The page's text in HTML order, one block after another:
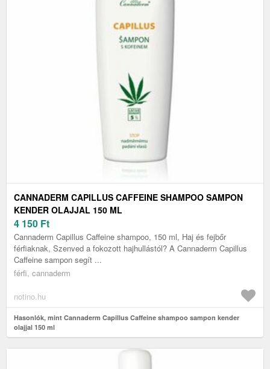
CANNADERM CAPILLUS CAFFEINE SHAMPOO SAMPON
KENDER OLAJJAL 150 ML
4 150 Ft
Cannaderm Capillus Caffeine shampoo, 150 ml, Haj és fejbőr
férfiaknak, Szenved a fokozott hajhullástól? A Cannaderm Capillus
Caffeine sampon segít ...
férfi, cannaderm
notino.hu
Hasonlók, mint Cannaderm Capillus Caffeine shampoo sampon kender
olajjal 150 ml